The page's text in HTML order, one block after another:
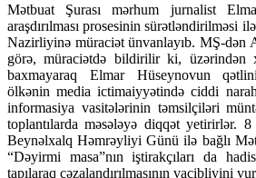
Mətbuat Şurası mərhum jurnalist
araşdırılması prosesinin sürətləndirilməsi
Nazirliyinə müraciət ünvanlayıb. MŞ-dən
görə, müraciətdə bildirilir ki, üzərindən
baxmayaraq Elmar Hüseynovun
ölkənin media ictimaiyyətində ciddi
informasiya vasitələrinin təmsilçiləri
toplantılarda məsələyə diqqət yetirirlər. 8
Beynəlxalq Həmrəyliyi Günü ilə bağlı
“Dəyirmi masa”nın iştirakçıları da
tapılaraq cəzalandırılmasının vacibliyini